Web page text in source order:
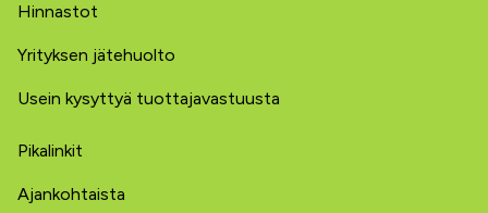
Hinnastot
Yrityksen jätehuolto
Usein kysyttyä tuottajavastuusta
Pikalinkit
Ajankohtaista